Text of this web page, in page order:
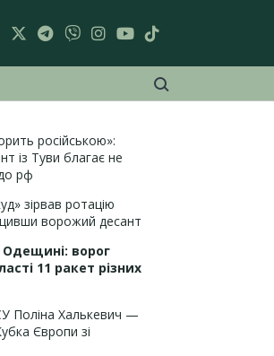
російською»:
із Туви благає не
рф
зірвав ротацію
ворожий десант
Одещині: ворог
11 ракет різних
Поліна Халькевич —
Європи зі